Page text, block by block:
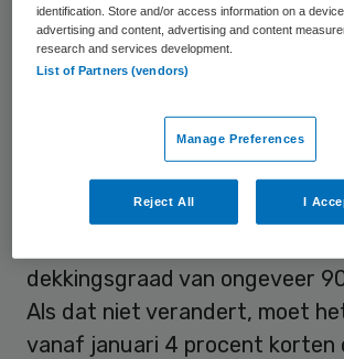
het ministerie van Sociale
oplossing is alleen voor het
geldt, behalve voor het PFZW,
het pensioenfonds ABP (voor
0,4 procent minder
dekkingsgraad van ongeveer
Als dat niet verandert, moet
vanaf januari 4 procent korten
identification. Store and/or access information on a
advertising and content, advertising and content
research and services development.
List of Partners (vendors)
Manage Preferences
Reject All I